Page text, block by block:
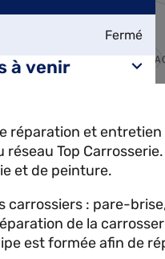
Fermé
à venir
réparation et
réseau Top
et de peinture.
carrossiers : pare-
de la
est formée afin de